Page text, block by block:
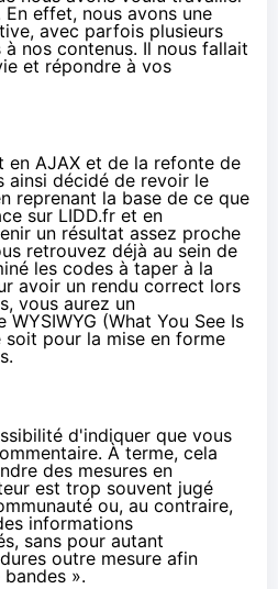
effet, nous avons une
avec parfois plusieurs
nos contenus. Il nous fallait
et répondre à vos
en AJAX et de la refonte de
ainsi décidé de revoir le
reprenant la base de ce que
sur LIDD.fr et en
un résultat assez proche
retrouvez déjà au sein de
les codes à taper à la
avoir un rendu correct lors
vous aurez un
(What You See Is
soit pour la mise en forme
d'indiquer que vous
À terme, cela
des mesures en
est trop souvent jugé
ou, au contraire,
informations
sans pour autant
outre mesure afin
».